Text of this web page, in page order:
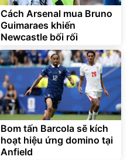
Cách Arsenal mua Bruno
Guimaraes khiến
Newcastle bối rối
Bom tấn Barcola sẽ kích
hoạt hiệu ứng domino tại
Anfield